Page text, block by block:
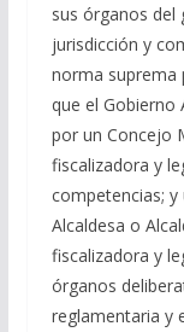
sus órganos
jurisdicción y
norma suprema
que el
por un Concejo
fiscalizadora y
competencias;
Alcaldesa o
fiscalizadora y
órganos
reglamentaria y